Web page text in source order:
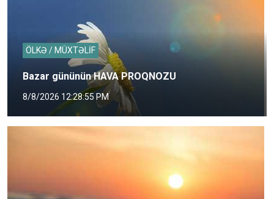
ÖLKƏ / MÜXTƏLİF
Bazar gününün HAVA PROQNOZU
8/8/2026 12:28:55 PM